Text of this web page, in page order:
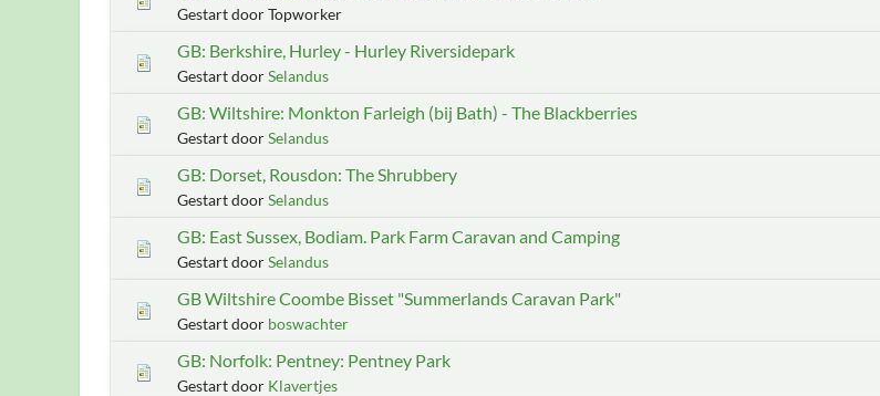
Gestart door Topworker
GB: Berkshire, Hurley - Hurley Riversidepark
Gestart doorSelandus
GB: Wiltshire: Monkton Farleigh (bij Bath) - The Blackberries
Gestart doorSelandus
GB: Dorset, Rousdon: The Shrubbery
Gestart doorSelandus
GB: East Sussex, Bodiam. Park Farm Caravan and Camping
Gestart doorSelandus
GB Wiltshire Coombe Bisset "Summerlands Caravan Park"
Gestart door boswachter
GB: Norfolk: Pentney: Pentney Park
Gestart door Klavertjes